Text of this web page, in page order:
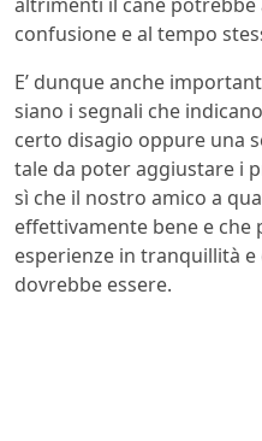
confusione e al tempo
E’ dunque anche
siano i segnali che
certo disagio oppure una
tale da poter aggiustare i
sì che il nostro amico a
effettivamente bene e che
esperienze in tranquillità
dovrebbe essere.